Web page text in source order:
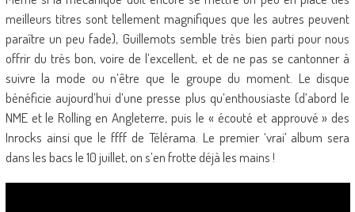
meilleurs titres sont tellement magnifiques que les autres peuvent
paraître un peu fade), Guillemots semble très bien parti pour nous
offrir du très bon, voire de l’excellent, et de ne pas se cantonner à
suivre la mode ou n’être que le groupe du moment. Le disque
bénéficie aujourd’hui d’une presse plus qu’enthousiaste (d’abord le
NME et le Rolling en Angleterre, puis le « écouté et approuvé » des
Inrocks ainsi que leffff de Télérama. Le premier ‘vrai’ album sera
dans les bacs le 10 juillet, on s’en frotte déjà les mains !